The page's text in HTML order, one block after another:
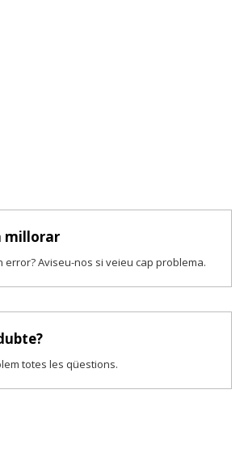
millorar
error? Aviseu-nos si veieu cap problema.
totes les qüestions.